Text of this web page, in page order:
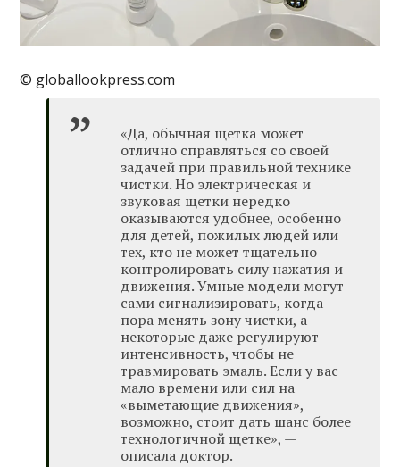
© globallookpress.com
«Да, обычная щетка может
отлично справляться со своей
задачей при правильной технике
чистки. Но электрическая и
звуковая щетки нередко
оказываются удобнее, особенно
для детей, пожилых людей или
тех, кто не может тщательно
контролировать силу нажатия и
движения. Умные модели могут
сами сигнализировать, когда
пора менять зону чистки, а
некоторые даже регулируют
интенсивность, чтобы не
травмировать эмаль. Если у вас
мало времени или сил на
«выметающие движения»,
возможно, стоит дать шанс более
технологичной щетке», —
описала доктор.